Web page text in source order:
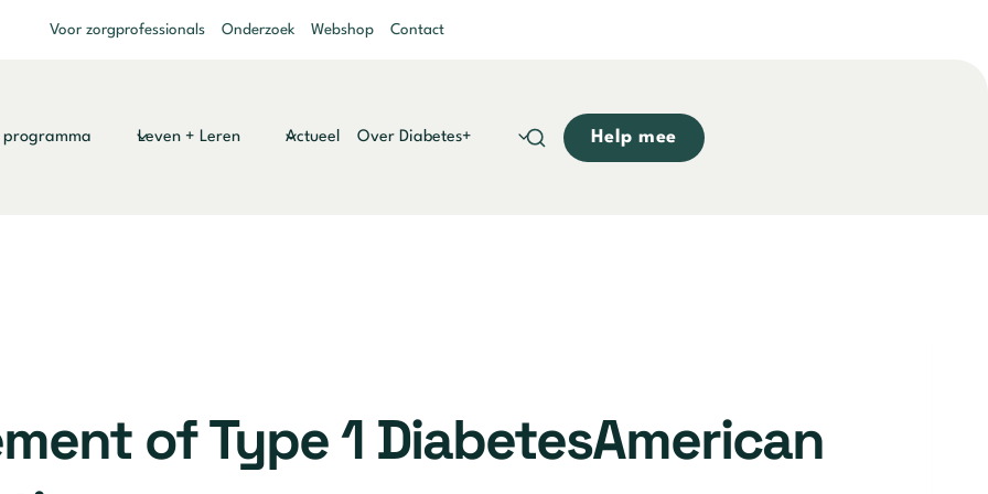
Voor zorgprofessionals Onderzoek Webshop Contact
programma Leven + Leren Actueel Over Diabetes+ Help mee
of Type 1 DiabetesAmerican